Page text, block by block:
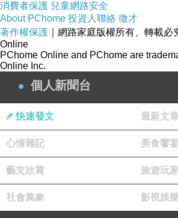
日日返水最高0.8%
♪───添加客服領優惠────♪
全球娛樂LINE＠222ctydr
立即註冊：
https://gbet123.com/register
看更多回應
消費者保護 兒童網路安全
About PChome 投資人聯絡 徵才
著作權保護 ｜網路家庭版權所有、轉載必
Online
PChome Online and PChome are
Online Inc.
個人新聞台
快速發文 最新文
心情雜記 美食饗
藝文欣賞 旅遊玩家
社會萬象 影視娛